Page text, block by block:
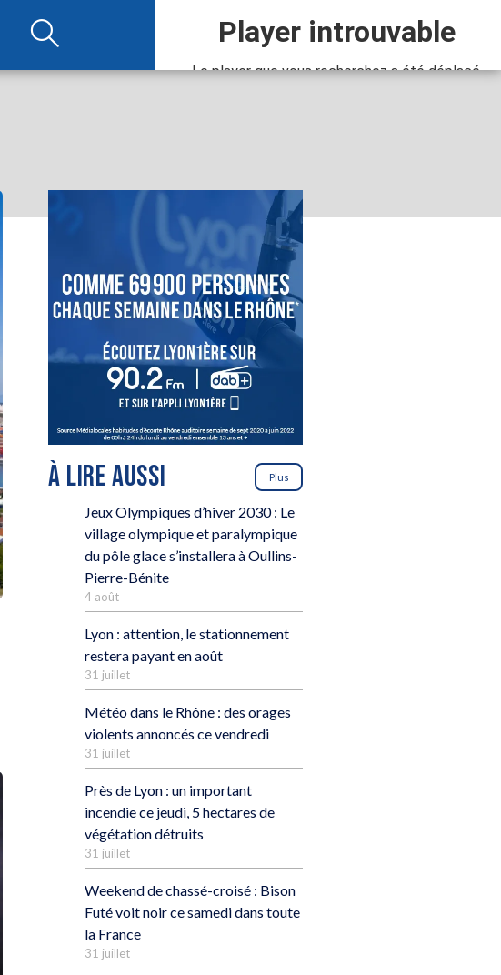
À LIRE AUSSI Plus
Jeux Olympiques d’hiver 2030 : Le
village olympique et paralympique
du pôle glace s’installera à Oullins-
Pierre-Bénite
4 août
Lyon : attention, le stationnement
restera payant en août
31 juillet
Météo dans le Rhône : des orages
violents annoncés ce vendredi
31 juillet
Près de Lyon : un important
incendie ce jeudi, 5 hectares de
végétation détruits
31 juillet
Weekend de chassé-croisé : Bison
Futé voit noir ce samedi dans toute
la France
31 juillet